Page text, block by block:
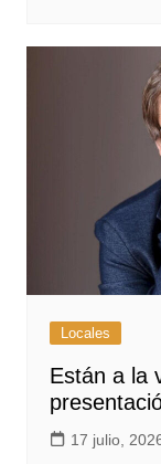
Locales
Están a la
17 julio,